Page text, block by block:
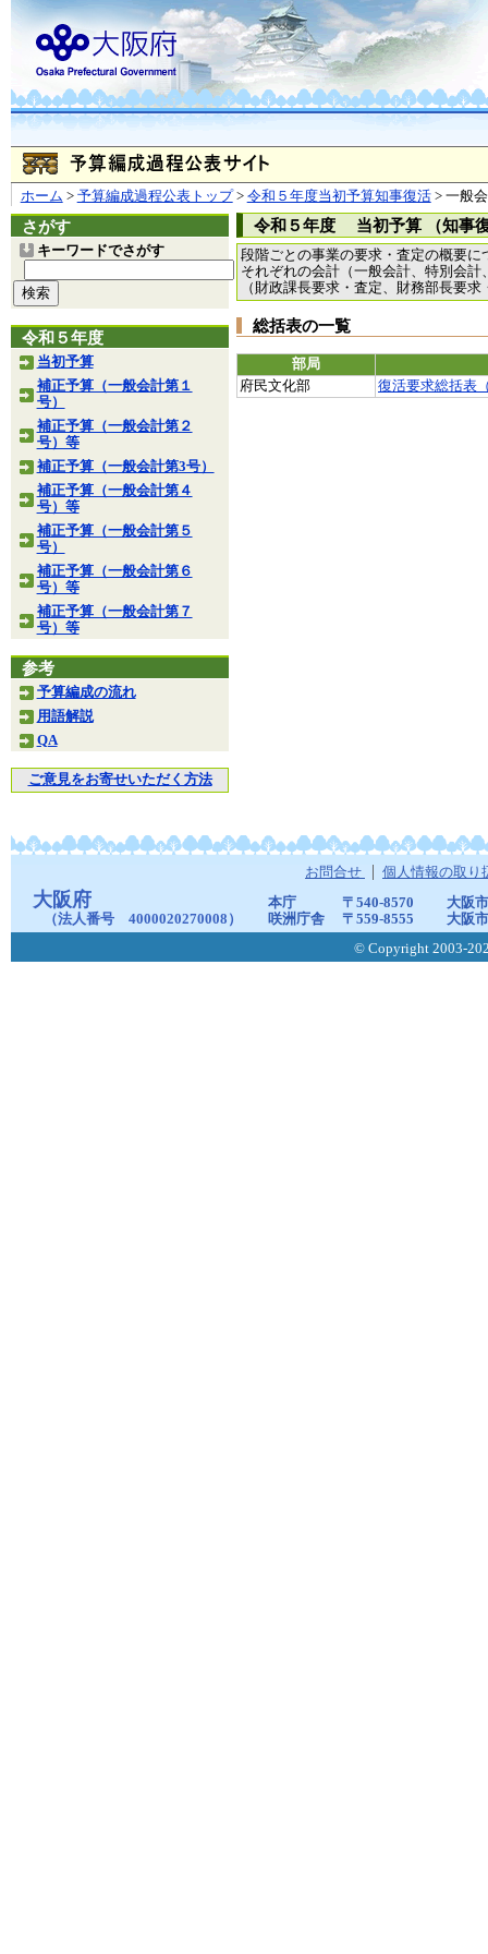
ホーム > 予算編成過程公表トップ> 令和５年度当初予算知事復活> 一般
さがす
キーワードでさがす
令和５年度
当初予算
補正予算（一般会計第１
号）
補正予算（一般会計第２
号）等
補正予算（一般会計第3号）
補正予算（一般会計第４
号）等
補正予算（一般会計第５
号）
補正予算（一般会計第６
号）等
補正予算（一般会計第７
号）等
参考
予算編成の流れ
用語解説
QA
ご意見をお寄せいただく方法
令和５年度 当初予算 （知
段階ごとの事業の要求・査定の概要に
それぞれの会計（一般会計、特別会
（財政課長要求・査定、財務部長要
総括表の一覧
部局
府民文化部
復活要求総括表
お問合せ 個人情報の取り
大阪府
（法人番号 4000020270008）
本庁 〒540-8570
大阪
咲洲庁舎
〒559-8555
大阪
© Copyright 2003-